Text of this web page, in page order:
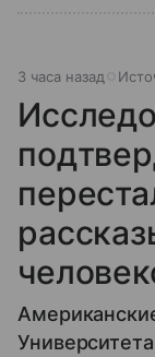
3 часа назад